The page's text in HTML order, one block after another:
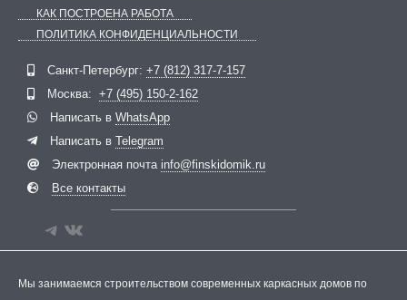
КАК ПОСТРОЕНА РАБОТА
ПОЛИТИКА КОНФИДЕНЦИАЛЬНОСТИ
Санкт-Петербург: +7 (812) 317-7-157
Москва: +7 (495) 150-2-162
Написать в WhatsApp
Написать в Telegram
Электронная почта info@finskidomik.ru
Все контакты
Мы занимаемся строительством современных каркасных домов по